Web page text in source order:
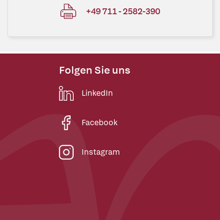
+49 711 - 2582-390
Folgen Sie uns
LinkedIn
Facebook
Instagram